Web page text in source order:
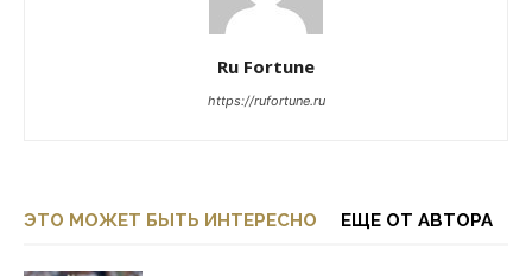
Ru Fortune
https://rufortune.ru
ЭТО МОЖЕТ БЫТЬ ИНТЕРЕСНО ЕЩЕ ОТ АВТОРА